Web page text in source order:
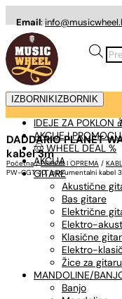
Email:
IZBORNIK IZBORNIK
IDEJE ZA POKLON
AKCIJE I
🤠 WHEEL DEAL %
AKCIJA
GITARE
Akustične
Bas gitare
Električne
Elektro-
Klasične
Elektro-
Žice za gitaru
MANDOLINE/
Banjo
DADDARIO PLANET
kabel 3m
Početna/PRIBOR I OPREMA /
PW-CGT-10, instrumentalni kabel